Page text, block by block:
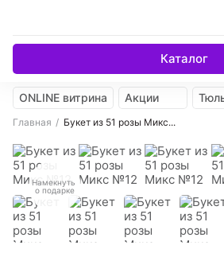
Каталог
ONLINE витрина Акции
Главная Букет из 51 розы Микс...
Намекнуть
о подарке